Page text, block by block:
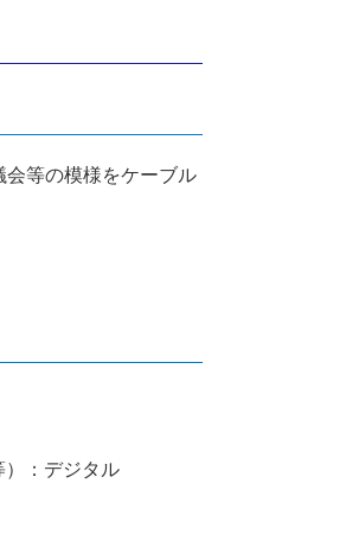
等の模様をケーブル
）：デジタル